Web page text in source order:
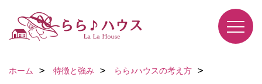
ホーム 特徴と強み
らら♪ハウスの考え方